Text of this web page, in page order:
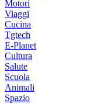
Motori
Viaggi
Cucina
Tgtech
E-Planet
Cultura
Salute
Scuola
Animali
Spazio